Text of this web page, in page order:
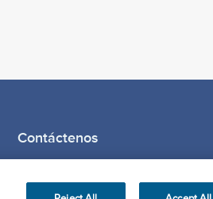
Contáctenos